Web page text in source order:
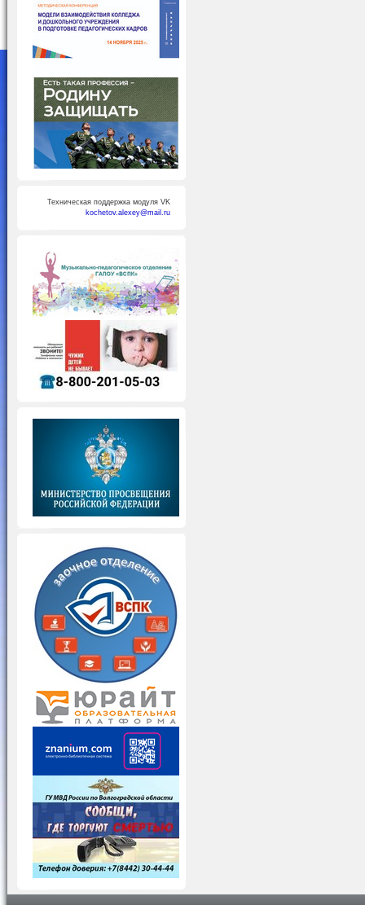
Техническая поддержка модуля VK
kochetov.alexey@mail.ru